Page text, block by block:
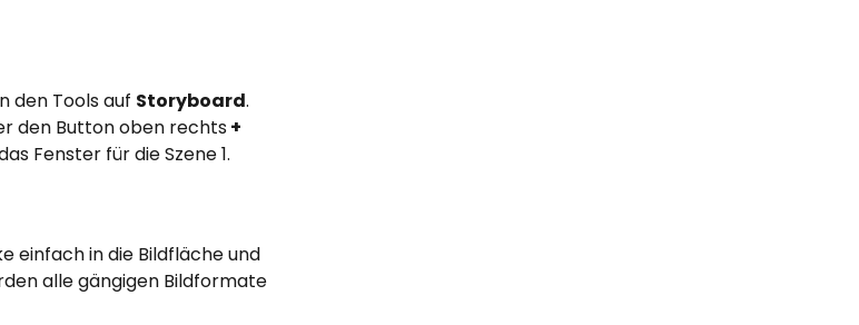
den Tools auf Storyboard.
den Button oben rechts +
Fenster für die Szene 1.
einfach in die Bildfläche und
alle gängigen Bildformate